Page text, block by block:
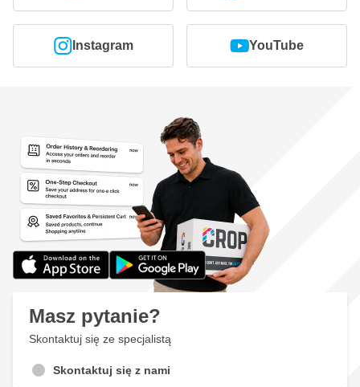
Instagram YouTube
Masz pytanie?
Skontaktuj się ze specjalistą
Skontaktuj się z nami